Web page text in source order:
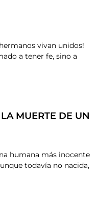
vivan unidos!
a tener fe, sino a
MUERTE DE UN
humana más inocente
todavía no nacida,